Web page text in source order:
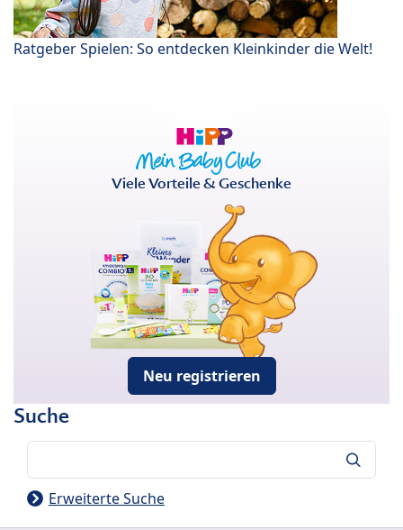
Ratgeber Spielen: So entdecken Kleinkinder die Welt!
Viele Vorteile & Geschenke
Neu registrieren
Suche
Erweiterte Suche